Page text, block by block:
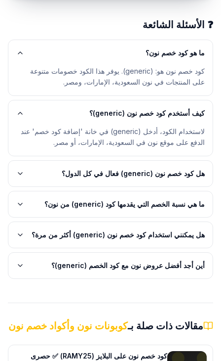
❓ الأسئلة الشائعة
ما هو كود خصم نون؟
كود خصم نون هو: (generic). يوفر هذا الكود خصومات متنوعة
على المنتجات في نون السعودية، الإمارات، ومصر.
كيف أستخدم كود خصم نون (generic)؟
لاستخدام الكود، أدخل (generic) في خانة 'إضافة كود خصم' عند
الدفع على موقع نون في السعودية، الإمارات، أو مصر.
هل كود خصم نون (generic) فعال في كل الدول؟
ما هي نسبة الخصم التي يقدمها كود (generic) من نون؟
هل يمكنني استخدام كود خصم نون (generic) أكثر من مرة؟
أين أجد أفضل عروض نون مع كود الخصم (generic)؟
مقالات ذات صلة بـكوبونات نون وأكواد خصم نون
كود خصم نون على البلايز (RAMY25) ✅ حصرى